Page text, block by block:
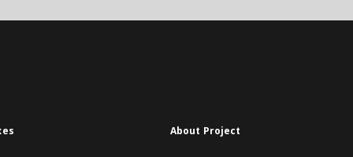
About Project